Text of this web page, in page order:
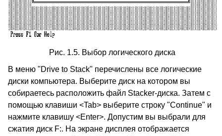
Рис. 1.5. Выбор логического диска
В меню "Drive to Stack" перечислены все логические
диски компьютера. Выберите диск на котором вы
собираетесь расположить файл Stacker-диска. Затем с
помощью клавиши <Tab> выберите строку "Continue" и
нажмите клавишу <Enter>. Допустим вы выбрали для
сжатия диск F:. На экране дисплея отображается